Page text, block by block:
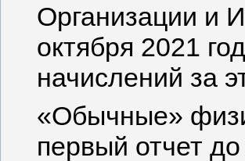
Организации и
октября 2021
начислений за
«Обычные»
первый отчет